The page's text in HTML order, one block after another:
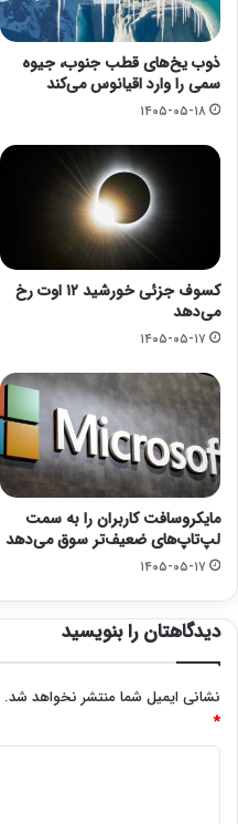
ذوب یخ‌های قطب جنوب، جیوه
سمی را وارد اقیانوس می‌کند
۱۴۰۵-۰۵-۱۸
کسوف جزئی خورشید ۱۲ اوت رخ
می‌دهد
۱۴۰۵-۰۵-۱۷
مایکروسافت کاربران را به سمت
لپ‌تاپ‌های ضعیف‌تر سوق می‌دهد
۱۴۰۵-۰۵-۱۷
دیدگاهتان را بنویسید
نشانی ایمیل شما منتشر نخواهد شد.
*